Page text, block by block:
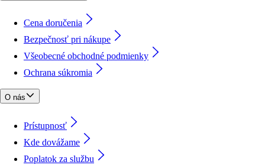
Cena doručenia
Bezpečnosť pri nákupe
Všeobecné obchodné podmienky
Ochrana súkromia
O nás
Prístupnosť
Kde dovážame
Poplatok za službu